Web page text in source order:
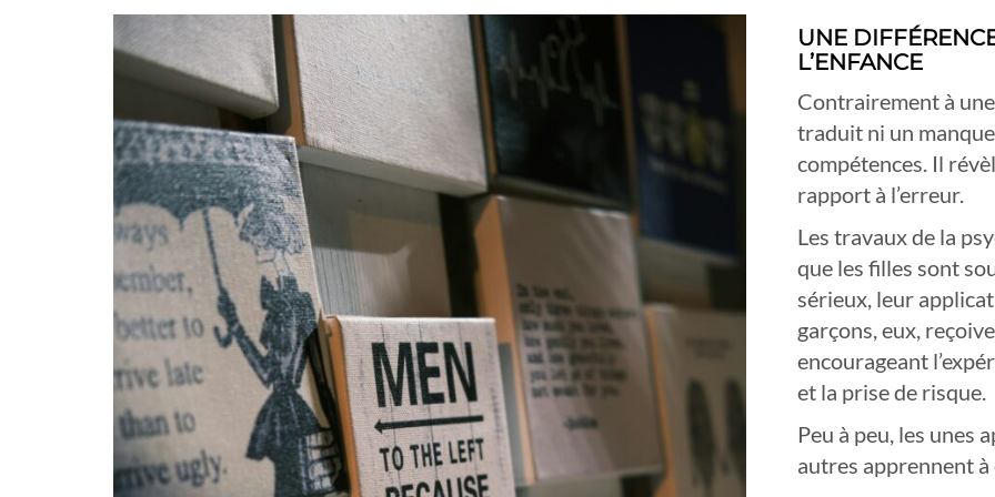
UNE
L’ENFANCE
Contrairement à
traduit ni un
compétences. Il
rapport à l’erreur.
Les travaux de la
que les filles sont
sérieux, leur
garçons, eux,
encourageant
et la prise de risque.
Peu à peu, les unes
autres apprennent à